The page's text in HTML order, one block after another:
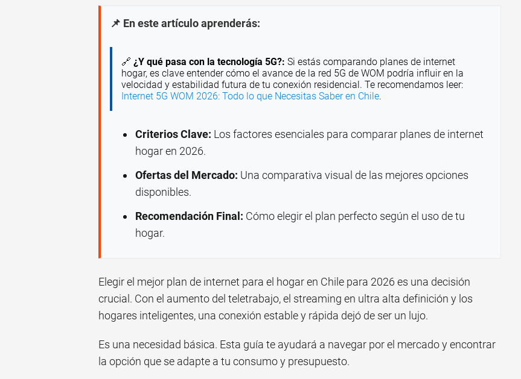
📌 En este artículo aprenderás:
🔗 ¿Y qué pasa con la tecnología 5G?: Si estás comparando planes de internet
hogar, es clave entender cómo el avance de la red 5G de WOM podría influir en la
velocidad y estabilidad futura de tu conexión residencial. Te recomendamos leer:
Internet 5G WOM 2026: Todo lo que Necesitas Saber en Chile.
Criterios Clave: Los factores esenciales para comparar planes de internet
hogar en 2026.
Ofertas del Mercado: Una comparativa visual de las mejores opciones
disponibles.
Recomendación Final: Cómo elegir el plan perfecto según el uso de tu
hogar.
Elegir el mejor plan de internet para el hogar en Chile para 2026 es una decisión
crucial. Con el aumento del teletrabajo, el streaming en ultra alta definición y los
hogares inteligentes, una conexión estable y rápida dejó de ser un lujo.
Es una necesidad básica. Esta guía te ayudará a navegar por el mercado y encontrar
la opción que se adapte a tu consumo y presupuesto.